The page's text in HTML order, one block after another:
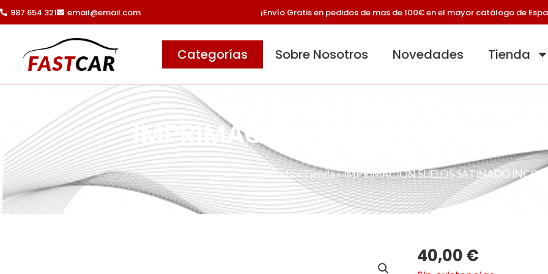
Ir
al
contenido
987 654 321 email@email.com ¡Envío Gratis en pedidos de mas de 100€ en el mayor catálogo de
Categorías Sobre Nosotros Novedades Tienda
IMPRIMACION SUELOS
Portada»Tienda»IMPRIMACION SUELOS SATINADO
40,00€